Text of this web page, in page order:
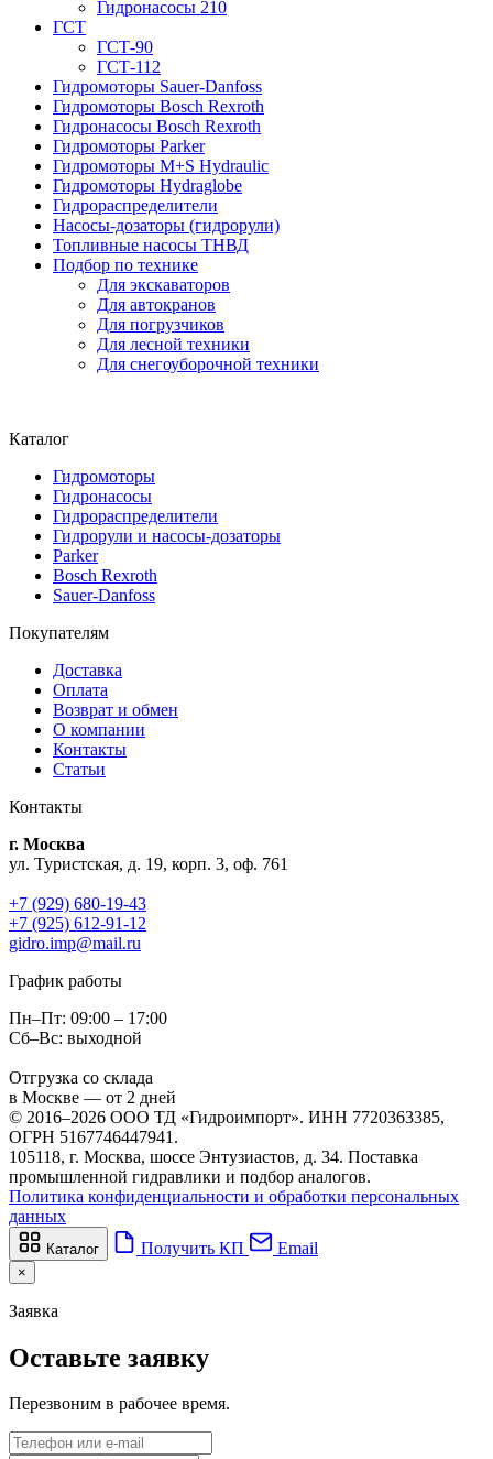
Гидронасосы 210
ГСТ
ГСТ-90
ГСТ-112
Гидромоторы Sauer-Danfoss
Гидромоторы Bosch Rexroth
Гидронасосы Bosch Rexroth
Гидромоторы Parker
Гидромоторы M+S Hydraulic
Гидромоторы Hydraglobe
Гидрораспределители
Насосы-дозаторы (гидрорули)
Топливные насосы ТНВД
Подбор по технике
Для экскаваторов
Для автокранов
Для погрузчиков
Для лесной техники
Для снегоуборочной техники
Каталог
Гидромоторы
Гидронасосы
Гидрораспределители
Гидрорули и насосы-дозаторы
Parker
Bosch Rexroth
Sauer-Danfoss
Покупателям
Доставка
Оплата
Возврат и обмен
О компании
Контакты
Статьи
Контакты
г. Москва
ул. Туристская, д. 19, корп. 3, оф. 761
+7 (929) 680-19-43
+7 (925) 612-91-12
gidro.imp@mail.ru
График работы
Пн–Пт: 09:00 – 17:00
Сб–Вс: выходной
Отгрузка со склада
в Москве — от 2 дней
© 2016–2026 ООО ТД «Гидроимпорт». ИНН 7720363385,
ОГРН 5167746447941.
105118, г. Москва, шоссе Энтузиастов, д. 34. Поставка
промышленной гидравлики и подбор аналогов.
Политика конфиденциальности и обработки персональных
данных
Каталог Получить КП Email
×
Заявка
Оставьте заявку
Перезвоним в рабочее время.